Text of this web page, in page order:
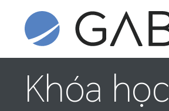
Khóa học